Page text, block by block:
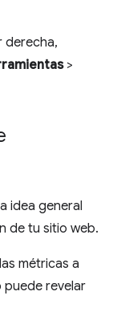
derecha,
>
idea general
de tu sitio web.
métricas a
revelar